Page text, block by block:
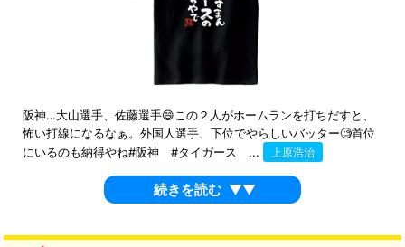
阪神…大山選手、佐藤選手😄この２人がホームランを打ちだすと、
怖い打線になるなぁ。外国人選手、下位でやらしいバッター🧐首位
にいるのも納得やね#阪神 #タイガース ...
上原浩治
続きを読む ▼▼